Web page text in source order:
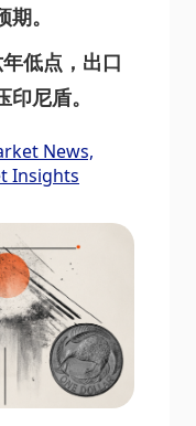
。
低点，出口
尼盾。
News,
Insights